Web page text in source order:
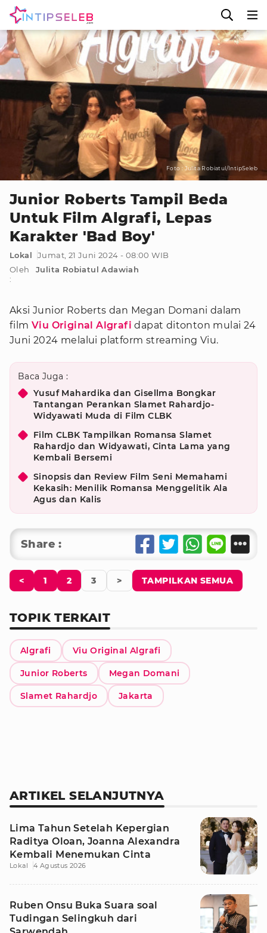
Foto : Julita Robiatul/IntipSeleb
Junior Roberts Tampil Beda
Untuk Film Algrafi, Lepas
Karakter 'Bad Boy'
Lokal
Jumat, 21 Juni 2024 - 08:00 WIB
Oleh
:
Julita Robiatul Adawiah
Aksi Junior Roberts dan Megan Domani dalam
film Viu Original Algrafi dapat ditonton mulai 24
Juni 2024 melalui platform streaming Viu.
Baca Juga :
Yusuf Mahardika dan Gisellma Bongkar
Tantangan Perankan Slamet Rahardjo-
Widyawati Muda di Film CLBK
Film CLBK Tampilkan Romansa Slamet
Rahardjo dan Widyawati, Cinta Lama yang
Kembali Bersemi
Sinopsis dan Review Film Seni Memahami
Kekasih: Menilik Romansa Menggelitik Ala
Agus dan Kalis
Share :
< 1 2 3 > TAMPILKAN SEMUA
TOPIK TERKAIT
Algrafi Viu Original Algrafi
Junior Roberts Megan Domani
Slamet Rahardjo Jakarta
ARTIKEL SELANJUTNYA
Lima Tahun Setelah Kepergian
Raditya Oloan, Joanna Alexandra
Kembali Menemukan Cinta
Lokal 4 Agustus 2026
Ruben Onsu Buka Suara soal
Tudingan Selingkuh dari